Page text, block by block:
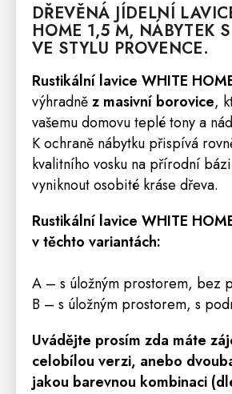
DŘEVĚNÁ JÍDELNÍ
HOME 1,5 M, NÁBYTEK
VE STYLU PROVENCE.
Rustikální lavice WHITE
výhradněz masivní borovice,
vašemu domovu teplé tony a
K ochraně nábytku přispívá
kvalitního vosku na přírodní
vyniknout osobité kráse dřeva.
Rustikální lavice WHITE
v těchto variantách:
A – s úložným prostorem, bez
B – s úložným prostorem, s
Uvádějte prosím zda máte
celobílou verzi, anebo
jakou barevnou kombinaci